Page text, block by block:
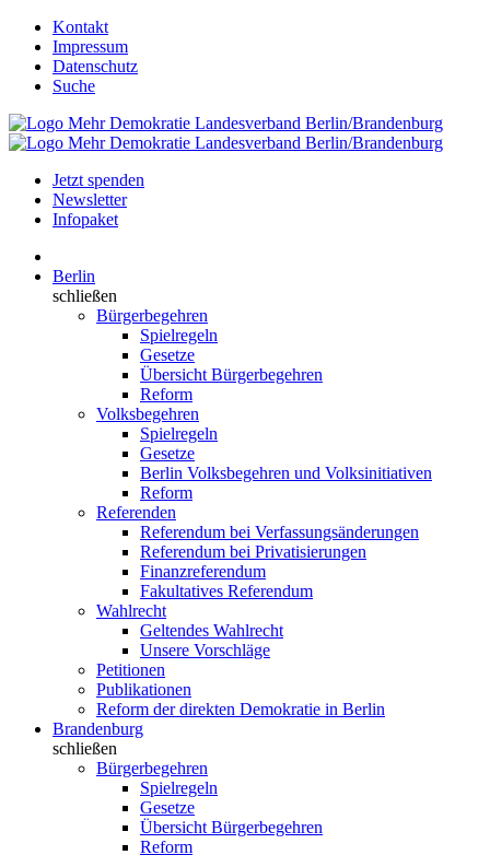
Kontakt
Impressum
Datenschutz
Suche
Jetzt spenden
Newsletter
Infopaket
Berlin
schließen
Bürgerbegehren
Spielregeln
Gesetze
Übersicht Bürgerbegehren
Reform
Volksbegehren
Spielregeln
Gesetze
Berlin Volksbegehren und Volksinitiativen
Reform
Referenden
Referendum bei Verfassungsänderungen
Referendum bei Privatisierungen
Finanzreferendum
Fakultatives Referendum
Wahlrecht
Geltendes Wahlrecht
Unsere Vorschläge
Petitionen
Publikationen
Reform der direkten Demokratie in Berlin
Brandenburg
schließen
Bürgerbegehren
Spielregeln
Gesetze
Übersicht Bürgerbegehren
Reform